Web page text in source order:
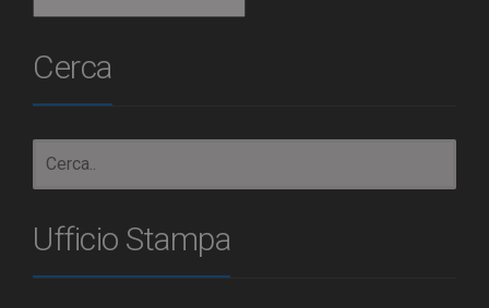
Cerca
Ufficio Stampa